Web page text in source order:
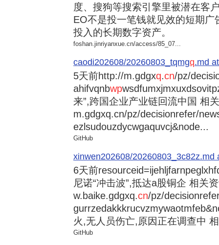
度、搜狗等搜索引擎里被潜在客
EO不是投一笔钱就见效的短期
投入的长期数字资产。
foshan.jinriyanxue.cn/access/85_07...
caodi202608/20260803_tqmgq.md
5天前http://m.gdgxq.cn/pz/
ahifvqnbwp
来”,跨国企业产业链回流中国 相
m.gdgxq.cn/pz/decisionrefer/
ezlsudouzdycwgaquvcj&node...
GitHub
xinwen202608/20260803_3c82z.md
6天前
尼诺“冲击波”,抵达a股铜企 相关
w.baike.gdgxq.cn/pz/
火,无人员伤亡,原因正在调查中
GitHub